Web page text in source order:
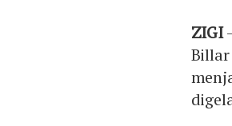
ZIGI
Billar